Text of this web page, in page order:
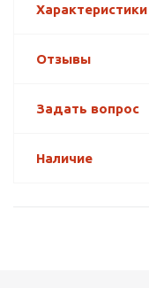
Характеристики
Отзывы
Задать вопрос
Наличие